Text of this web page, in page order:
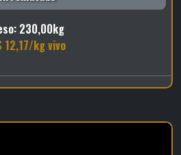
230,00kg
12,17/kg vivo